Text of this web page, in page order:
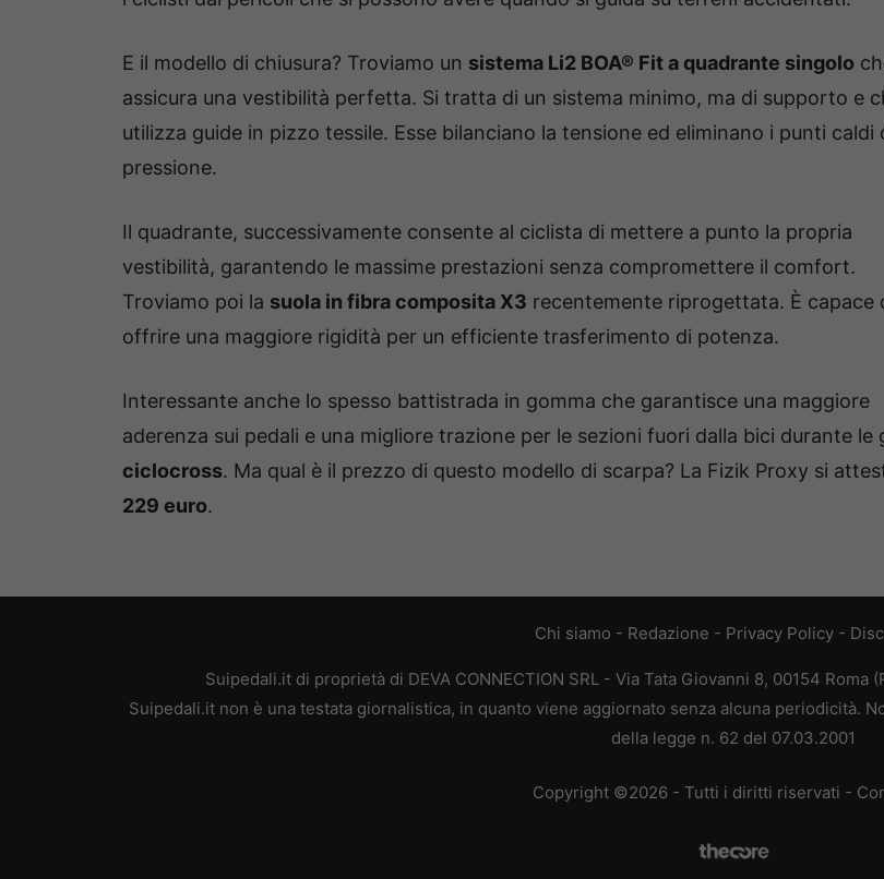
E il modello di chiusura? Troviamo un sistema Li2 BOA® Fit a quadrante singolo
assicura una vestibilità perfetta. Si tratta di un sistema minimo, ma di supporto e
utilizza guide in pizzo tessile. Esse bilanciano la tensione ed eliminano i punti caldi
pressione.
Il quadrante, successivamente consente al ciclista di mettere a punto la propria
vestibilità, garantendo le massime prestazioni senza compromettere il comfort.
Troviamo poi la suola in fibra composita X3 recentemente riprogettata. È capace
offrire una maggiore rigidità per un efficiente trasferimento di potenza.
Interessante anche lo spesso battistrada in gomma che garantisce una maggiore
aderenza sui pedali e una migliore trazione per le sezioni fuori dalla bici durante le
ciclocross. Ma qual è il prezzo di questo modello di scarpa? La Fizik Proxy si
229 euro.
Chi siamo - Redazione - Privacy Policy -
Suipedali.it di proprietà di DEVA CONNECTION SRL - Via Tata Giovanni 8, 00154
Suipedali.it non è una testata giornalistica, in quanto viene aggiornato senza alcuna periodicità.
della legge n. 62 del 07.03.2001
Copyright ©2026 - Tutti i diritti riservati -